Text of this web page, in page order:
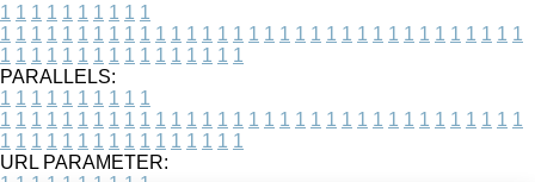
1 1 1 1 1 1 1 1 1 1
1 1 1 1 1 1 1 1 1 1 1 1 1 1 1 1 1 1 1 1 1 1 1 1 1 1 1 1 1 1 1 1 1 1
1 1 1 1 1 1 1 1 1 1 1 1 1 1 1 1
PARALLELS:
1 1 1 1 1 1 1 1 1 1
1 1 1 1 1 1 1 1 1 1 1 1 1 1 1 1 1 1 1 1 1 1 1 1 1 1 1 1 1 1 1 1 1 1
1 1 1 1 1 1 1 1 1 1 1 1 1 1 1 1
URL PARAMETER: